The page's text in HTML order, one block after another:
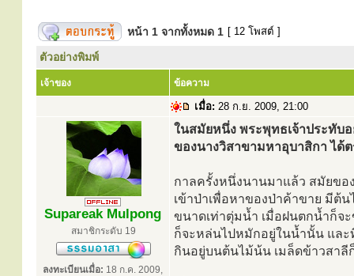
หน้า 1 จากทั้งหมด 1 [ 12 โพสต์ ]
ตัวอย่างพิมพ์
เจ้าของ ข้อความ
เมื่อ: 28 ก.ย. 2009, 21:00
Supareak Mulpong
สมาชิกระดับ 19
ลงทะเบียนเมื่อ: 18 ก.ค. 2009,
ในสมัยหนึ่ง พระพุทธเจ้าประทับ
ของนางวิสาขามหาอุบาสิกา ได้
กาลครั้งหนึ่งนานมาแล้ว สมัยขอ
เข้าป่าเพื่อหาของป่าค้าขาย มีต้
ขนาดเท่าตุ่มน้ำ เมื่อฝนตกน้ำก็จ
ก็จะหล่นไปหมักอยู่ในน้ำนั้น และ
กินอยู่บนต้นไม้น้น เมล็ดข้าวสา